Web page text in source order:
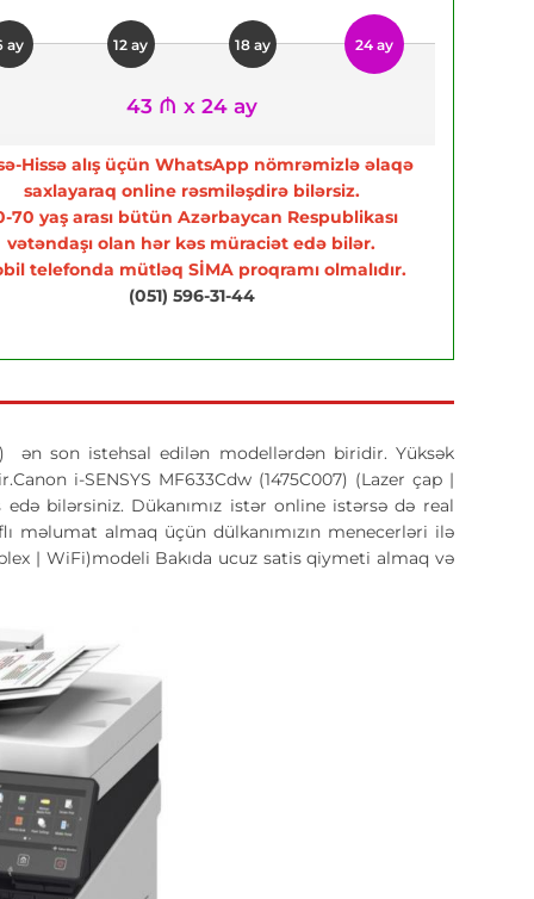
ay 12 ay 18 ay 24 ay
43 ₼ x 24 ay
Hissə alış üçün WhatsApp nömrəmizlə əlaqə
saxlayaraq online rəsmiləşdirə bilərsiz.
70 yaş arası bütün Azərbaycan Respublikası
vətəndaşı olan hər kəs müraciət edə bilər.
telefonda mütləq SİMA proqramı olmalıdır.
(051) 596-31-44
ən son istehsal edilən modellərdən biridir. Yüksək
i-SENSYS MF633Cdw (1475C007) (Lazer çap |
bilərsiniz. Dükanımız istər online istərsə də real
məlumat almaq üçün dülkanımızın menecerləri ilə
| WiFi)modeli Bakıda ucuz satis qiymeti almaq və